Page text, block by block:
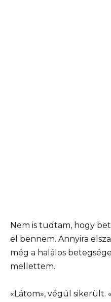
Nem is tudtam, hogy
el bennem. Annyira
még a halálos
mellettem.
«Látom», végül sikerült.